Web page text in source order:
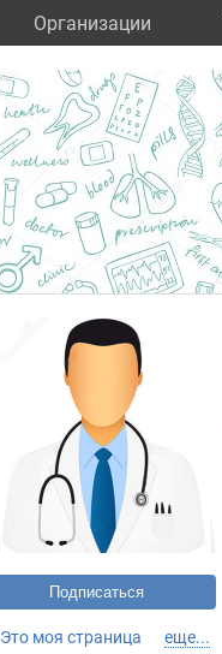
Организации
Подписаться
Это моя страница еще...